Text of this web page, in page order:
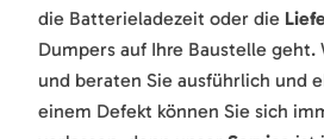
die Batterieladezeit oder die
Dumpers auf Ihre Baustelle
und beraten Sie ausführlich und
einem Defekt können Sie sich